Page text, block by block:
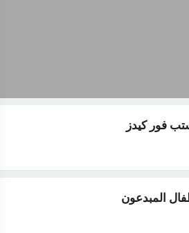
فور كيدز
المبدعون